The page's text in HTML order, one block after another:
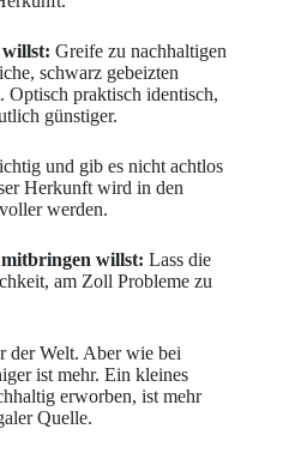
Greife zu nachhaltigen
schwarz gebeizten
Optisch praktisch identisch,
günstiger.
und gib es nicht achtlos
Herkunft wird in den
werden.
mitbringen willst: Lass die
am Zoll Probleme zu
der Welt. Aber wie bei
ist mehr. Ein kleines
erworben, ist mehr
Quelle.